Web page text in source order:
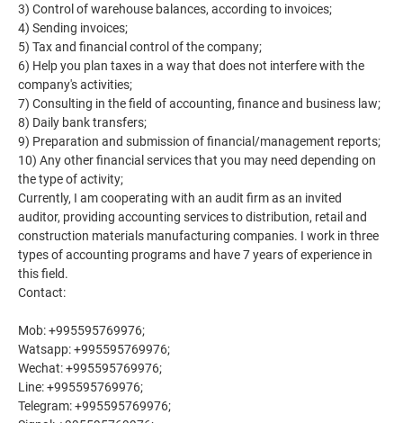
3) Control of warehouse balances, according to invoices;
4) Sending invoices;
5) Tax and financial control of the company;
6) Help you plan taxes in a way that does not interfere with the
company's activities;
7) Consulting in the field of accounting, finance and business law;
8) Daily bank transfers;
9) Preparation and submission of financial/management reports;
10) Any other financial services that you may need depending on
the type of activity;
Currently, I am cooperating with an audit firm as an invited
auditor, providing accounting services to distribution, retail and
construction materials manufacturing companies. I work in three
types of accounting programs and have 7 years of experience in
this field.
Contact:
Mob: +995595769976;
Watsapp: +995595769976;
Wechat: +995595769976;
Line: +995595769976;
Telegram: +995595769976;